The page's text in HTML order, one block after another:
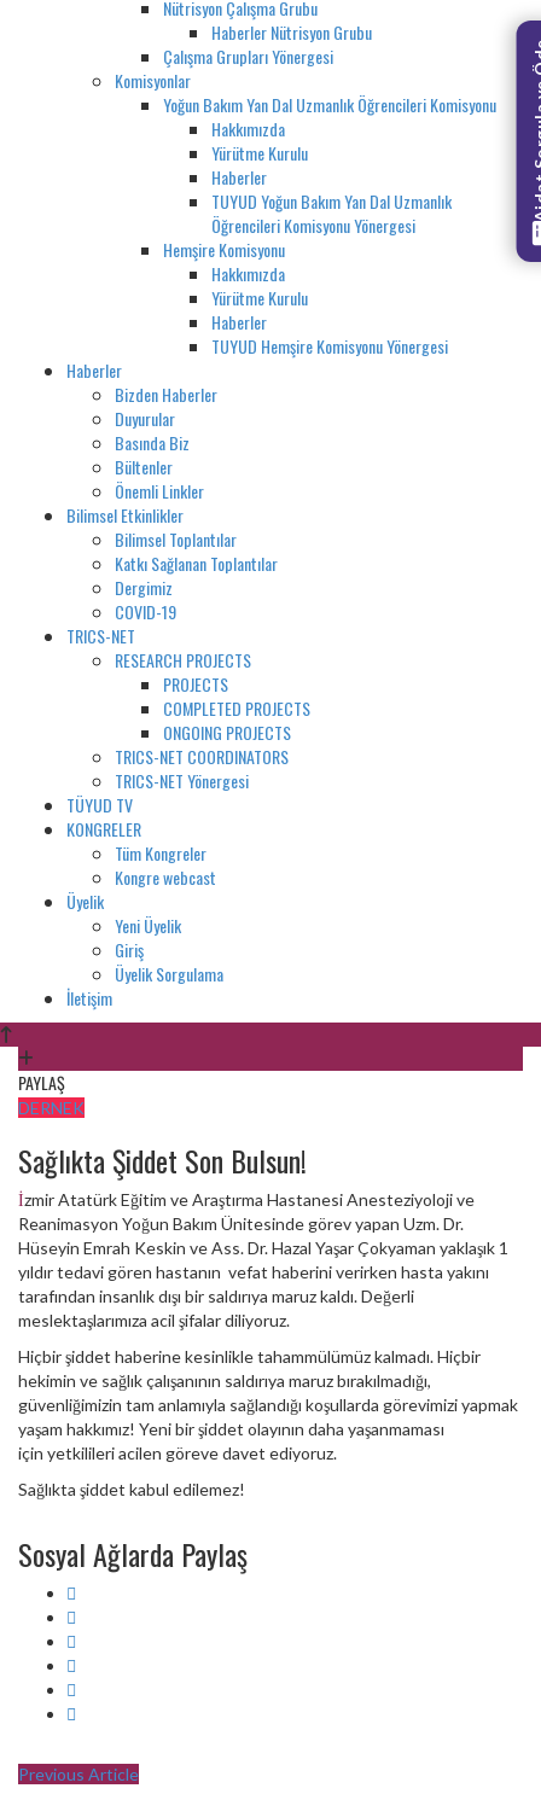
Aidat
Nütrisyon Çalışma Grubu
Haberler Nütrisyon Grubu
Çalışma Grupları Yönergesi
Komisyonlar
Yoğun Bakım Yan Dal Uzmanlık Öğrencileri Komisyonu
Hakkımızda
Yürütme Kurulu
Haberler
TUYUD Yoğun Bakım Yan Dal Uzmanlık
Öğrencileri Komisyonu Yönergesi
Hemşire Komisyonu
Hakkımızda
Yürütme Kurulu
Haberler
TUYUD Hemşire Komisyonu Yönergesi
Haberler
Bizden Haberler
Duyurular
Basında Biz
Bültenler
Önemli Linkler
Bilimsel Etkinlikler
Bilimsel Toplantılar
Katkı Sağlanan Toplantılar
Dergimiz
COVID-19
TRICS-NET
RESEARCH PROJECTS
PROJECTS
COMPLETED PROJECTS
ONGOING PROJECTS
TRICS-NET COORDINATORS
TRICS-NET Yönergesi
TÜYUD TV
KONGRELER
Tüm Kongreler
Kongre webcast
Üyelik
Yeni Üyelik
Giriş
Üyelik Sorgulama
İletişim
PAYLAŞ
DERNEK
Sağlıkta Şiddet Son Bulsun!
İzmir Atatürk Eğitim ve Araştırma Hastanesi Anesteziyoloji ve
Reanimasyon Yoğun Bakım Ünitesinde görev yapan Uzm. Dr.
Hüseyin Emrah Keskin ve Ass. Dr. Hazal Yaşar Çokyaman yaklaşık 1
yıldır tedavi gören hastanın vefat haberini verirken hasta yakını
tarafından insanlık dışı bir saldırıya maruz kaldı. Değerli
meslektaşlarımıza acil şifalar diliyoruz.
Hiçbir şiddet haberine kesinlikle tahammülümüz kalmadı. Hiçbir
hekimin ve sağlık çalışanının saldırıya maruz bırakılmadığı,
güvenliğimizin tam anlamıyla sağlandığı koşullarda görevimizi yapmak
yaşam hakkımız! Yeni bir şiddet olayının daha yaşanmaması
için yetkilileri acilen göreve davet ediyoruz.
Sağlıkta şiddet kabul edilemez!
Sosyal Ağlarda Paylaş
Previous Article